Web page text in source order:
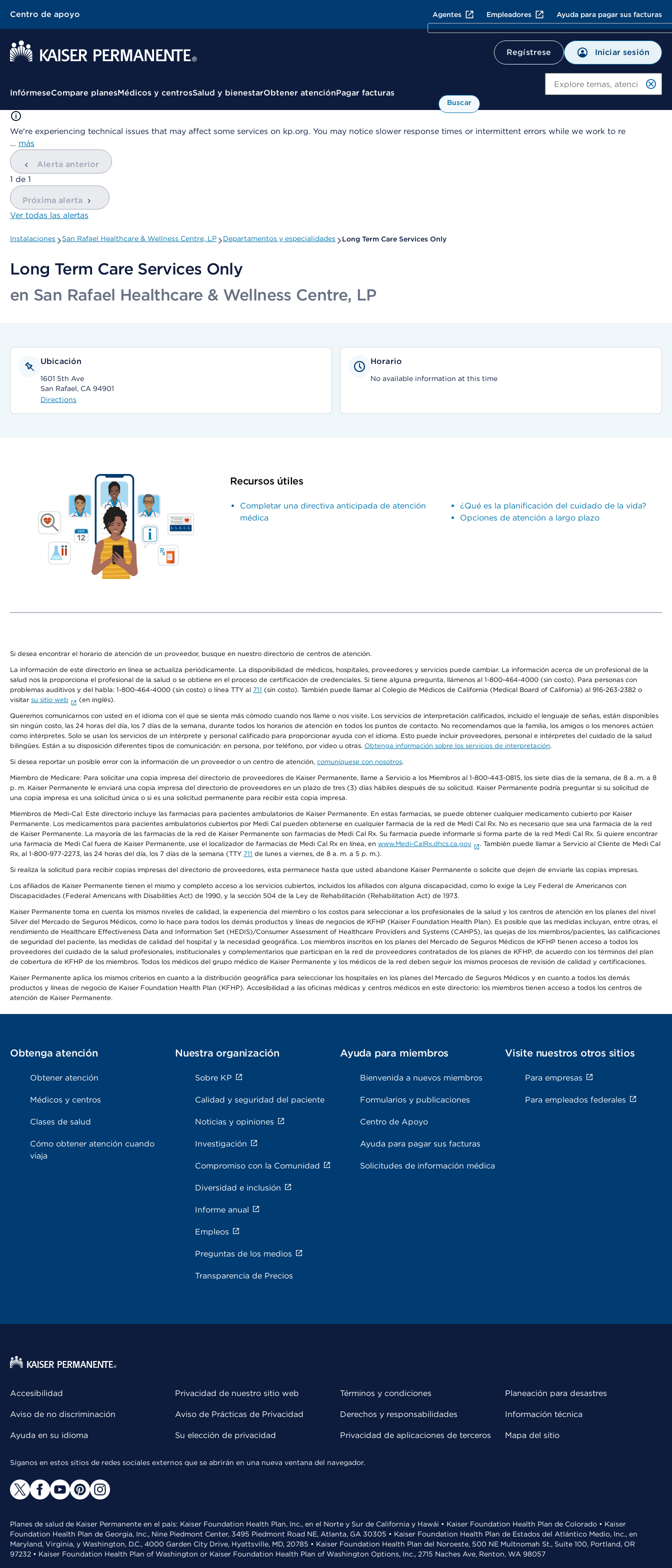
Centro de apoyo Agentes Empleadores Ayuda para pagar sus facturas
Regístrese Iniciar sesión
Menú contextual
InfórmeseCompare planesMédicos y centrosSalud y bienestarObtener atenciónPagar facturas
Buscar
We're experiencing technical issues that may affect some services on kp.org. You may notice slower response times or intermittent errors while we work to re
… más
Alerta anterior
mostrando
1 de 1
Próxima alerta
Ver todas las alertas
Instalaciones San Rafael Healthcare & Wellness Centre, LP Departamentos y especialidades Long Term Care Services Only
Long Term Care Services Only
en San Rafael Healthcare & Wellness Centre, LP
Ubicación
1601 5th Ave
San Rafael, CA 94901
Directions
Horario
No available information at this time
Recursos útiles
Completar una directiva anticipada de atención
médica
¿Qué es la planificación del cuidado de la vida?
Opciones de atención a largo plazo
Si desea encontrar el horario de atención de un proveedor, busque en nuestro directorio de centros de atención.
La información de este directorio en línea se actualiza periódicamente. La disponibilidad de médicos, hospitales, proveedores y servicios puede cambiar. La información acerca de un profesional de la
salud nos la proporciona el profesional de la salud o se obtiene en el proceso de certificación de credenciales. Si tiene alguna pregunta, llámenos al 1-800-464-4000 (sin costo). Para personas con
problemas auditivos y del habla: 1-800-464-4000 (sin costo) o línea TTY al 711 (sin costo). También puede llamar al Colegio de Médicos de California (Medical Board of California) al 916-263-2382 o
visitar su sitio web (en inglés).
Queremos comunicarnos con usted en el idioma con el que se sienta más cómodo cuando nos llame o nos visite. Los servicios de interpretación calificados, incluido el lenguaje de señas, están disponibles
sin ningún costo, las 24 horas del día, los 7 días de la semana, durante todos los horarios de atención en todos los puntos de contacto. No recomendamos que la familia, los amigos o los menores actúen
como intérpretes. Solo se usan los servicios de un intérprete y personal calificado para proporcionar ayuda con el idioma. Esto puede incluir proveedores, personal e intérpretes del cuidado de la salud
bilingües. Están a su disposición diferentes tipos de comunicación: en persona, por teléfono, por video u otras. Obtenga información sobre los servicios de interpretación.
Si desea reportar un posible error con la información de un proveedor o un centro de atención, comuníquese con nosotros.
Miembro de Medicare: Para solicitar una copia impresa del directorio de proveedores de Kaiser Permanente, llame a Servicio a los Miembros al 1-800-443-0815, los siete días de la semana, de 8 a. m. a 8
p. m. Kaiser Permanente le enviará una copia impresa del directorio de proveedores en un plazo de tres (3) días hábiles después de su solicitud. Kaiser Permanente podría preguntar si su solicitud de
una copia impresa es una solicitud única o si es una solicitud permanente para recibir esta copia impresa.
Miembros de Medi-Cal: Este directorio incluye las farmacias para pacientes ambulatorios de Kaiser Permanente. En estas farmacias, se puede obtener cualquier medicamento cubierto por Kaiser
Permanente. Los medicamentos para pacientes ambulatorios cubiertos por Medi Cal pueden obtenerse en cualquier farmacia de la red de Medi Cal Rx. No es necesario que sea una farmacia de la red
de Kaiser Permanente. La mayoría de las farmacias de la red de Kaiser Permanente son farmacias de Medi Cal Rx. Su farmacia puede informarle si forma parte de la red Medi Cal Rx. Si quiere encontrar
una farmacia de Medi Cal fuera de Kaiser Permanente, use el localizador de farmacias de Medi Cal Rx en línea, en www.Medi-CalRx.dhcs.ca.gov
. También puede llamar a Servicio al Cliente de Medi Cal
Rx, al 1-800-977-2273, las 24 horas del día, los 7 días de la semana (TTY 711 de lunes a viernes, de 8 a. m. a 5 p. m.).
Si realiza la solicitud para recibir copias impresas del directorio de proveedores, esta permanece hasta que usted abandone Kaiser Permanente o solicite que dejen de enviarle las copias impresas.
Los afiliados de Kaiser Permanente tienen el mismo y completo acceso a los servicios cubiertos, incluidos los afiliados con alguna discapacidad, como lo exige la Ley Federal de Americanos con
Discapacidades (Federal Americans with Disabilities Act) de 1990, y la sección 504 de la Ley de Rehabilitación (Rehabilitation Act) de 1973.
Kaiser Permanente toma en cuenta los mismos niveles de calidad, la experiencia del miembro o los costos para seleccionar a los profesionales de la salud y los centros de atención en los planes del nivel
Silver del Mercado de Seguros Médicos, como lo hace para todos los demás productos y líneas de negocios de KFHP (Kaiser Foundation Health Plan). Es posible que las medidas incluyan, entre otras, el
rendimiento de Healthcare Effectiveness Data and Information Set (HEDIS)/Consumer Assessment of Healthcare Providers and Systems (CAHPS), las quejas de los miembros/pacientes, las calificaciones
de seguridad del paciente, las medidas de calidad del hospital y la necesidad geográfica. Los miembros inscritos en los planes del Mercado de Seguros Médicos de KFHP tienen acceso a todos los
proveedores del cuidado de la salud profesionales, institucionales y complementarios que participan en la red de proveedores contratados de los planes de KFHP, de acuerdo con los términos del plan
de cobertura de KFHP de los miembros. Todos los médicos del grupo médico de Kaiser Permanente y los médicos de la red deben seguir los mismos procesos de revisión de calidad y certificaciones.
Kaiser Permanente aplica los mismos criterios en cuanto a la distribución geográfica para seleccionar los hospitales en los planes del Mercado de Seguros Médicos y en cuanto a todos los demás
productos y líneas de negocio de Kaiser Foundation Health Plan (KFHP). Accesibilidad a las oficinas médicas y centros médicos en este directorio: los miembros tienen acceso a todos los centros de
atención de Kaiser Permanente.
Obtenga atención
Obtener atención
Médicos y centros
Clases de salud
Cómo obtener atención cuando
viaja
Nuestra organización
Sobre KP
Calidad y seguridad del paciente
Noticias y opiniones
Investigación
Compromiso con la Comunidad
Diversidad e inclusión
Informe anual
Empleos
Preguntas de los medios
Transparencia de Precios
Ayuda para miembros
Bienvenida a nuevos miembros
Formularios y publicaciones
Centro de Apoyo
Ayuda para pagar sus facturas
Solicitudes de información médica
Visite nuestros otros sitios
Para empresas
Para empleados federales
Accesibilidad
Aviso de no discriminación
Ayuda en su idioma
Privacidad de nuestro sitio web
Aviso de Prácticas de Privacidad
Su elección de privacidad
Términos y condiciones
Derechos y responsabilidades
Privacidad de aplicaciones de terceros
Planeación para desastres
Información técnica
Mapa del sitio
Síganos en estos sitios de redes sociales externos que se abrirán en una nueva ventana del navegador.
Planes de salud de Kaiser Permanente en el país: Kaiser Foundation Health Plan, Inc., en el Norte y Sur de California y Hawái • Kaiser Foundation Health Plan de Colorado • Kaiser
Foundation Health Plan de Georgia, Inc., Nine Piedmont Center, 3495 Piedmont Road NE, Atlanta, GA 30305 • Kaiser Foundation Health Plan de Estados del Atlántico Medio, Inc., en
Maryland, Virginia, y Washington, D.C., 4000 Garden City Drive, Hyattsville, MD, 20785 • Kaiser Foundation Health Plan del Noroeste, 500 NE Multnomah St., Suite 100, Portland, OR
97232 • Kaiser Foundation Health Plan of Washington or Kaiser Foundation Health Plan of Washington Options, Inc., 2715 Naches Ave, Renton, WA 98057